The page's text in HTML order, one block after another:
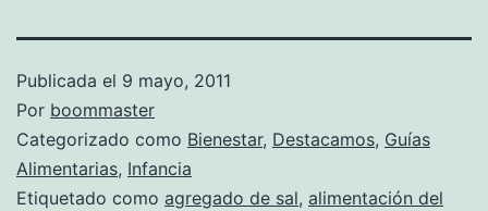
Publicada el 9 mayo, 2011
Por boommaster
Categorizado como Bienestar, Destacamos, Guías
Alimentarias, Infancia
Etiquetado como agregado de sal, alimentación del